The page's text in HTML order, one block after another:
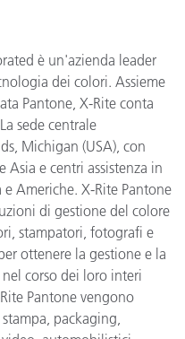
è un'azienda leader
dei colori. Assieme
Pantone, X-Rite conta
sede centrale
Michigan (USA), con
e centri assistenza in
Americhe. X-Rite Pantone
di gestione del colore
stampatori, fotografi e
ottenere la gestione e la
corso dei loro interi
Pantone vengono
packaging,